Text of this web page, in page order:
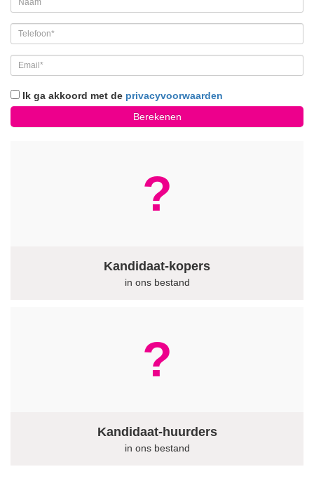
Ik ga akkoord met de privacyvoorwaarden
Berekenen
?
Kandidaat-kopers
in ons bestand
?
Kandidaat-huurders
in ons bestand